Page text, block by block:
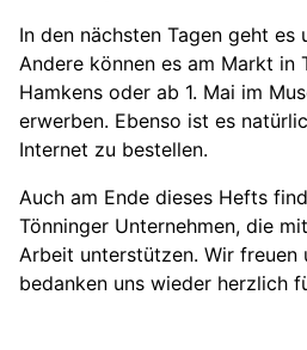
In den nächsten Tagen geht es
Andere können es am Markt in
Hamkens oder ab 1. Mai im
erwerben. Ebenso ist es
Internet zu bestellen.
Auch am Ende dieses Hefts
Tönninger Unternehmen, die
Arbeit unterstützen. Wir freuen
bedanken uns wieder herzlich